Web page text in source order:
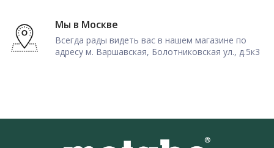
Мы в Москве
Всегда рады видеть вас в нашем магазине по
адресу м. Варшавская, Болотниковская ул., д.5к3